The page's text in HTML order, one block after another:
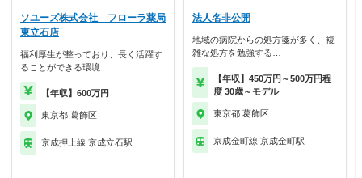
ソユーズ株式会社 フローラ薬局
東立石店
福利厚生が整っており、長く活躍す
ることができる環境…
【年収】600万円
東京都 葛飾区
京成押上線 京成立石駅
法人名非公開
地域の病院からの処方箋が多く、複
雑な処方を勉強する…
【年収】450万円～500万円程
度 30歳～モデル
東京都 葛飾区
京成金町線 京成金町駅